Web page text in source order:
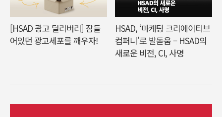
[HSAD 광고 딜리버리] 잠들
어있던 광고세포를 깨우자!
HSAD, ‘마케팅 크리에이티브
컴퍼니’로 발돋움 – HSAD의
새로운 비전, CI, 사명